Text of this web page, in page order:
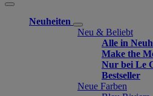
Neuheiten
Neu & Beliebt
Alle in
Make the
Nur bei Le
Bestseller
Neue Farben